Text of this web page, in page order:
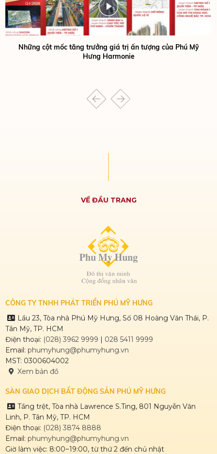
PHÚ MỸ HƯNG
THE REGENCY
Những cột mốc tăng trưởng giá trị ấn tượng của Phú Mỹ
Hưng Harmonie
VỀ ĐẦU TRANG
CÔNG TY TNHH PHÁT TRIỂN PHÚ MỸ HƯNG
Lầu 23, Tòa nhà Phú Mỹ Hưng, Số 08 Hoàng Văn Thái, P.
Tân Mỹ, TP. HCM
Điện thoại: (028) 3962 9999 | 028 5411 9999
Email: phumyhung@phumyhung.vn
MST: 0300604002
Xem bản đồ
SÀN GIAO DỊCH BẤT ĐỘNG SẢN PHÚ MỸ HƯNG
Tầng trệt, Tòa nhà Lawrence S.Ting, 801 Nguyễn Văn
Linh, P. Tân Mỹ, TP. HCM
Điện thoại: (028) 3874 8888
Email: phumyhung@phumyhung.vn
Giờ làm việc: 8:00~19:00, từ thứ 2 đến chủ nhật